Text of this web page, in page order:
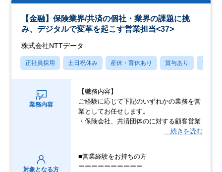
【金融】保険業界/共済の個社・業界の課題に挑
み、デジタルで変革を起こす営業担当<37>
株式会社NTTデータ
正社員採用 土日祝休み 産休・育休あり 賞与あり フレッ
業務内容
【職務内容】
ご経験に応じて下記のいずれかの業務を営
業としてお任せします。
・保険会社、共済団体のに対する顧客営業
…続きを読む
対象となる方
■営業経験をお持ちの方
ーーーーーーーーーー